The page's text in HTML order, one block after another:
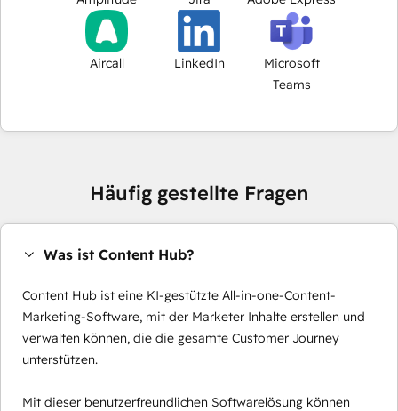
Aircall LinkedIn
Microsoft
Teams
Häufig gestellte Fragen
Was ist Content Hub?
Content Hub ist eine KI-gestützte All-in-one-Content-
Marketing-Software, mit der Marketer Inhalte erstellen und
verwalten können, die die gesamte Customer Journey
unterstützen.
Mit dieser benutzerfreundlichen Softwarelösung können